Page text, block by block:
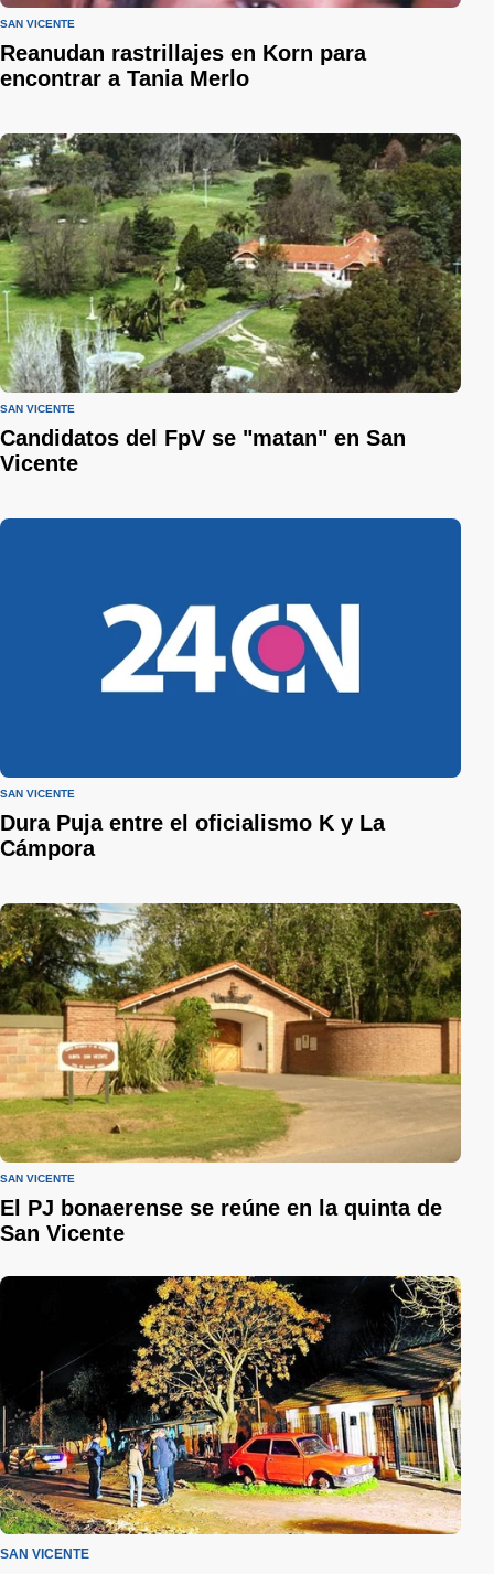
SAN VICENTE
Reanudan rastrillajes en Korn para
encontrar a Tania Merlo
SAN VICENTE
Candidatos del FpV se "matan" en San
Vicente
SAN VICENTE
Dura Puja entre el oficialismo K y La
Cámpora
SAN VICENTE
El PJ bonaerense se reúne en la quinta de
San Vicente
SAN VICENTE